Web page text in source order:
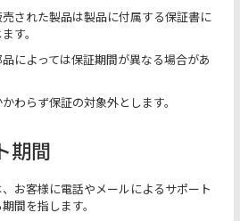
された製品は製品に付属する保証書に
す。
によっては保証期間が異なる場合があ
わらず保証の対象外とします。
期間
、お客様に電話やメールによるサポート
間を指します。